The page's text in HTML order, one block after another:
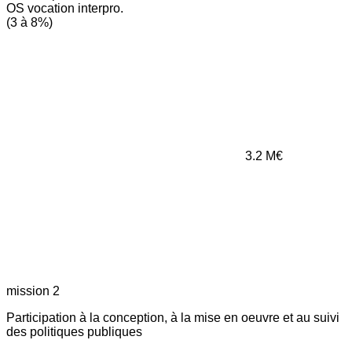
OS vocation interpro.
(3 à 8%)
3.2 M€
mission 2
Participation à la conception, à la mise en oeuvre et au suivi
des politiques publiques